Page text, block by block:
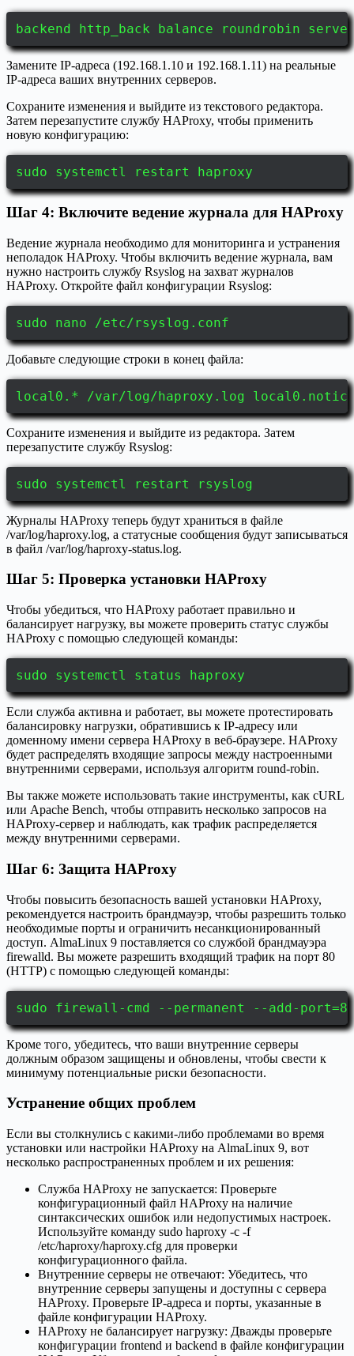
backend http_back balance roundrobin
Замените IP-адреса (192.168.1.10 и 192.168.1.11) на реальные
IP-адреса ваших внутренних серверов.
Сохраните изменения и выйдите из текстового редактора.
Затем перезапустите службу HAProxy, чтобы применить
новую конфигурацию:
sudo systemctl restart haproxy
Шаг 4: Включите ведение журнала для HAProxy
Ведение журнала необходимо для мониторинга и устранения
неполадок HAProxy. Чтобы включить ведение журнала, вам
нужно настроить службу Rsyslog на захват журналов
HAProxy. Откройте файл конфигурации Rsyslog:
sudo nano /etc/rsyslog.conf
Добавьте следующие строки в конец файла:
local0.* /var/log/haproxy.log
Сохраните изменения и выйдите из редактора. Затем
перезапустите службу Rsyslog:
sudo systemctl restart rsyslog
Журналы HAProxy теперь будут храниться в файле
/var/log/haproxy.log, а статусные сообщения будут записываться
в файл /var/log/haproxy-status.log.
Шаг 5: Проверка установки HAProxy
Чтобы убедиться, что HAProxy работает правильно и
балансирует нагрузку, вы можете проверить статус службы
HAProxy с помощью следующей команды:
sudo systemctl status haproxy
Если служба активна и работает, вы можете протестировать
балансировку нагрузки, обратившись к IP-адресу или
доменному имени сервера HAProxy в веб-браузере. HAProxy
будет распределять входящие запросы между настроенными
внутренними серверами, используя алгоритм round-robin.
Вы также можете использовать такие инструменты, как cURL
или Apache Bench, чтобы отправить несколько запросов на
HAProxy-сервер и наблюдать, как трафик распределяется
между внутренними серверами.
Шаг 6: Защита HAProxy
Чтобы повысить безопасность вашей установки HAProxy,
рекомендуется настроить брандмауэр, чтобы разрешить только
необходимые порты и ограничить несанкционированный
доступ. AlmaLinux 9 поставляется со службой брандмауэра
firewalld. Вы можете разрешить входящий трафик на порт 80
(HTTP) с помощью следующей команды:
sudo firewall-cmd --permanent --add-
Кроме того, убедитесь, что ваши внутренние серверы
должным образом защищены и обновлены, чтобы свести к
минимуму потенциальные риски безопасности.
Устранение общих проблем
Если вы столкнулись с какими-либо проблемами во время
установки или настройки HAProxy на AlmaLinux 9, вот
несколько распространенных проблем и их решения:
Служба HAProxy не запускается: Проверьте
конфигурационный файл HAProxy на наличие
синтаксических ошибок или недопустимых настроек.
Используйте команду sudo haproxy -c -f
/etc/haproxy/haproxy.cfg для проверки
конфигурационного файла.
Внутренние серверы не отвечают: Убедитесь, что
внутренние серверы запущены и доступны с сервера
HAProxy. Проверьте IP-адреса и порты, указанные в
файле конфигурации HAProxy.
HAProxy не балансирует нагрузку: Дважды проверьте
конфигурации frontend и backend в файле конфигурации